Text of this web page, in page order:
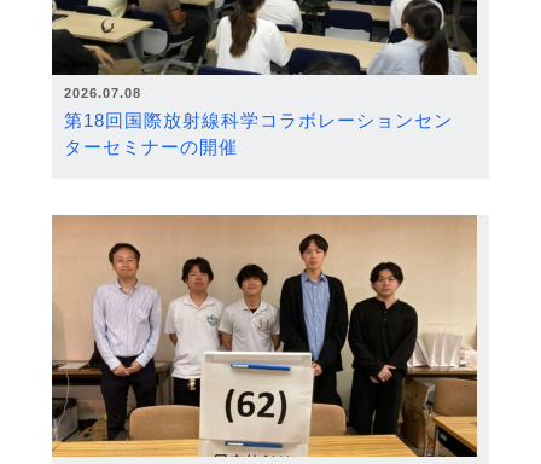
2026.07.08
第18回国際放射線科学コラボレーションセン
ターセミナーの開催